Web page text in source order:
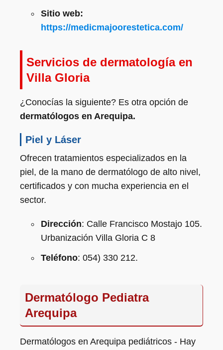
Sitio web:
https://medicmajoorestetica.com/
Servicios de dermatología en
Villa Gloria
¿Conocías la siguiente? Es otra opción de
dermatólogos en Arequipa.
Piel y Láser
Ofrecen tratamientos especializados en la
piel, de la mano de dermatólogo de alto nivel,
certificados y con mucha experiencia en el
sector.
Dirección: Calle Francisco Mostajo 105.
Urbanización Villa Gloria C 8
Teléfono: 054) 330 212.
Dermatólogo Pediatra
Arequipa
Dermatólogos en Arequipa pediátricos - Hay